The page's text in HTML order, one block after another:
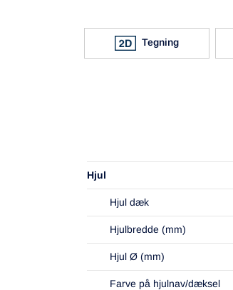
Tegning
Hjul
Hjul dæk
Hjulbredde (mm)
Hjul Ø (mm)
Farve på hjulnav/dæksel